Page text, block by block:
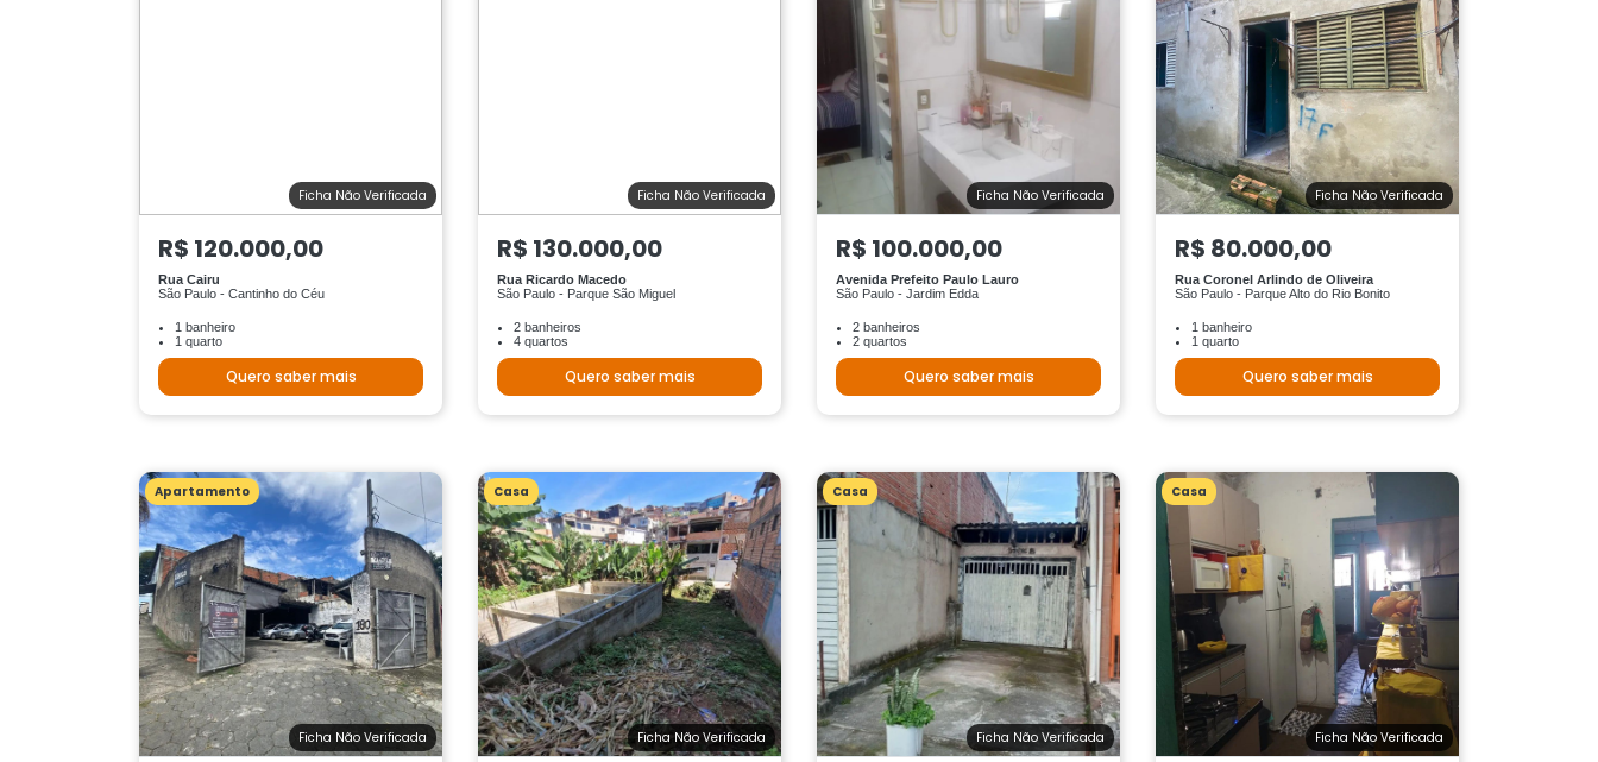
Ficha Não Verificada
R$ 120.000,00
Rua Cairu
São Paulo - Cantinho do Céu
1 banheiro
1 quarto
Quero saber mais
Ficha Não Verificada
R$ 130.000,00
Rua Ricardo Macedo
São Paulo - Parque São Miguel
2 banheiros
4 quartos
Quero saber mais
Ficha Não Verificada
R$ 100.000,00
Avenida Prefeito Paulo Lauro
São Paulo - Jardim Edda
2 banheiros
2 quartos
Quero saber mais
Ficha Não Verificada
R$ 80.000,00
Rua Coronel Arlindo de Oliveira
São Paulo - Parque Alto do Rio Bonito
1 banheiro
1 quarto
Quero saber mais
Apartamento
Ficha Não Verificada
Casa
Ficha Não Verificada
Casa
Ficha Não Verificada
Casa
Ficha Não Verificada